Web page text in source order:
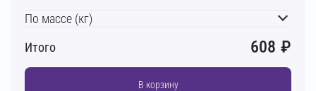
По массе (кг)
Итого
608 ₽
В корзину